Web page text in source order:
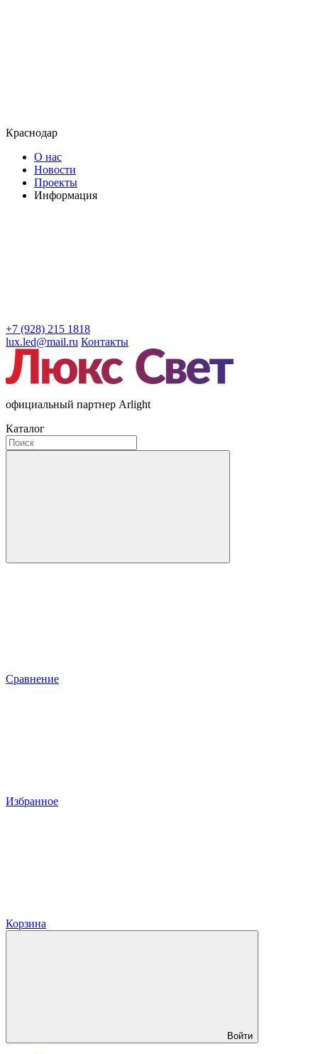
Краснодар
О нас
Новости
Проекты
Информация
+7 (928) 215 1818
lux.led@mail.ru Контакты
официальный партнер Arlight
Каталог
Сравнение
Избранное
Корзина
Войти